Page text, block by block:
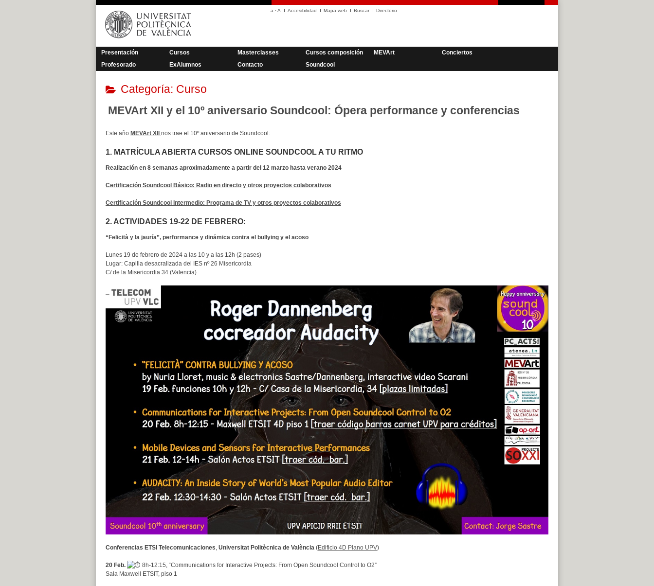
Saltar
contenido
a ·A Accesibilidad Mapa web Buscar Directorio
Presentación Cursos Masterclasses Cursos composición MEVArt
Conciertos
Profesorado
ExAlumnos Contacto Soundcool
Categoría: Curso
MEVArt XII y el 10º aniversario Soundcool: Ópera performance y conferencias
Este año MEVArt XII nos trae el 10º aniversario de Soundcool:
1. MATRÍCULA ABIERTA CURSOS ONLINE SOUNDCOOL A TU RITMO
Realización en 8 semanas aproximadamente a partir del 12 marzo hasta verano 2024
Certificación Soundcool Básico: Radio en directo y otros proyectos colaborativos
Certificación Soundcool Intermedio: Programa de TV y otros proyectos colaborativos
2. ACTIVIDADES 19-22 DE FEBRERO:
“Felicità y la jauría”, performance y dinámica contra el bullying y el acoso
Lunes 19 de febrero de 2024 a las 10 y a las 12h (2 pases)
Lugar: Capilla desacralizada del IES nº 26 Misericordia
C/ de la Misericordia 34 (Valencia)
Conferencias ETSI Telecomunicaciones, Universitat Politècnica de València (Edificio 4D Plano UPV)
20 Feb.
8h-12:15, “Communications for Interactive Projects: From Open Soundcool Control to O2”
Sala Maxwell ETSIT, piso 1